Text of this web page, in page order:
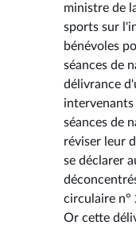
ministre de
sports sur
bénévoles
séances de
délivrance
séances de
réviser leur
se déclarer
circulaire n°
Or cette